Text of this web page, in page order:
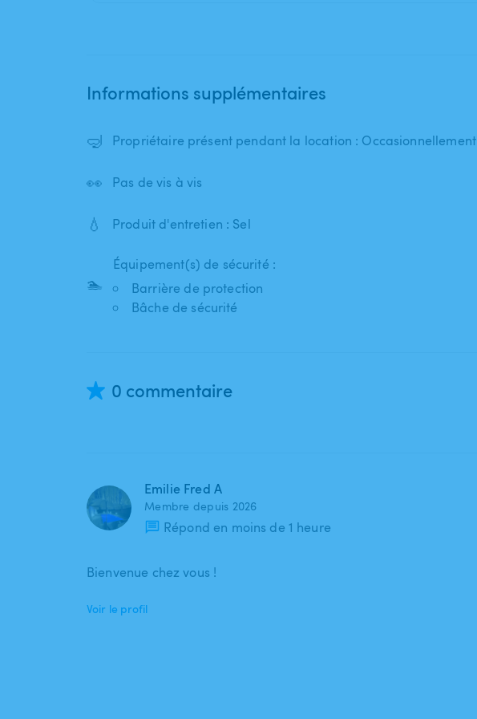
Informations supplémentaires
🤿 Propriétaire présent pendant la location : Occasionnellement
👀 Pas de vis à vis
💧 Produit d'entretien : Sel
🏊
Équipement(s) de sécurité :
Barrière de protection
Bâche de sécurité
0 commentaire
Emilie Fred A
Membre depuis 2026
Répond en moins de 1 heure
Bienvenue chez vous !
Voir le profil